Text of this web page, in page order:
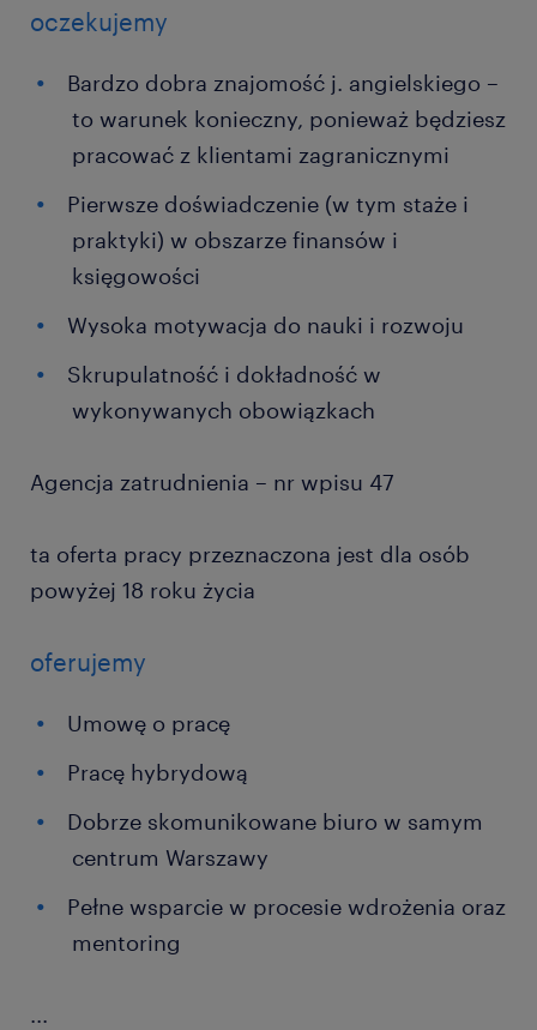
oczekujemy
Bardzo dobra znajomość j. angielskiego –
to warunek konieczny, ponieważ będziesz
pracować z klientami zagranicznymi
Pierwsze doświadczenie (w tym staże i
praktyki) w obszarze finansów i
księgowości
Wysoka motywacja do nauki i rozwoju
Skrupulatność i dokładność w
wykonywanych obowiązkach
Agencja zatrudnienia – nr wpisu 47
ta oferta pracy przeznaczona jest dla osób
powyżej 18 roku życia
oferujemy
Umowę o pracę
Pracę hybrydową
Dobrze skomunikowane biuro w samym
centrum Warszawy
Pełne wsparcie w procesie wdrożenia oraz
mentoring
...